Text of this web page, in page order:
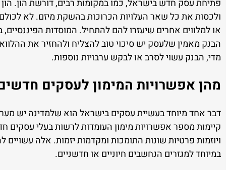
פתיחת עסק חדש בישראל, כמו במקומות רבים, דורשת הון.
ולכסות את כל שאר העלויות הכרוכות בהשקת מיזם. לא
או למלווים אחרים שיעזרו להם להתחיל. המוסדות
הבנק מאמין שלעסק יש סיכוי טוב להצליח ולהחזיר את
מדי, הבנק עשוי לסרב או לבקש ערבויות נוספות.
מהן אפשרויות המימון לעסקים
דבר אחד מיוחד בעשיית עסקים בישראל הוא שלמדינה יש
קיימות מספר אפשרויות מימון העומדות לרשות בעלי עסקים
ויוזמות פרטיות שונות התומכות ומקדמות יזמות. אלה עשויים
במיוחד למגזרים הנחשבים חיוניים או חדשניים.